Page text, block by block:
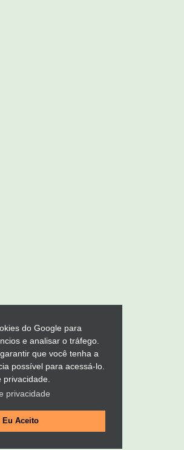
do Google para
e analisar o tráfego.
que você tenha a
possível para acessá-lo.
privacidade.
privacidade
Eu Aceito